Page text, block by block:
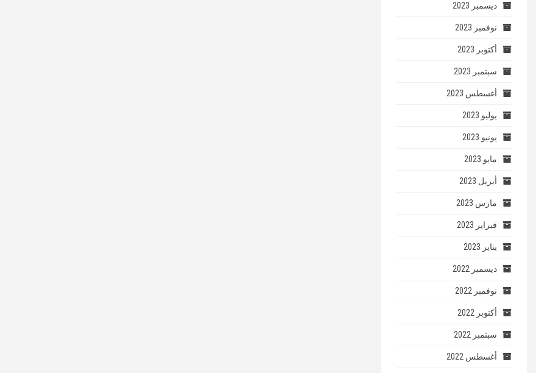
ديسمبر 2023
نوفمبر 2023
أكتوبر 2023
سبتمبر 2023
أغسطس 2023
يوليو 2023
يونيو 2023
مايو 2023
أبريل 2023
مارس 2023
فبراير 2023
يناير 2023
ديسمبر 2022
نوفمبر 2022
أكتوبر 2022
سبتمبر 2022
أغسطس 2022